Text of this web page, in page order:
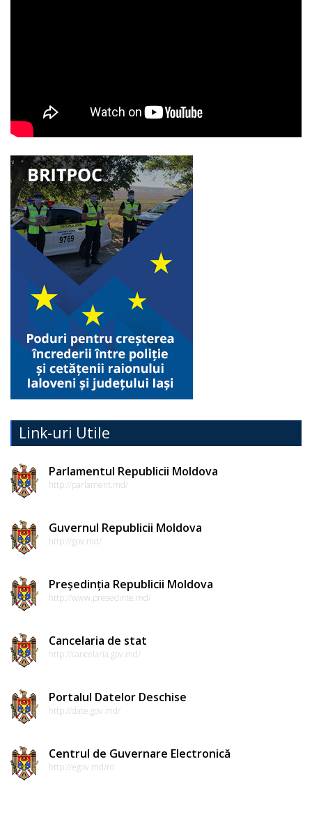
Link-uri Utile
Parlamentul Republicii Moldova
http://parlament.md/
Guvernul Republicii Moldova
http://gov.md/
Președinția Republicii Moldova
http://www.presedinte.md/
Cancelaria de stat
http://cancelaria.gov.md/
Portalul Datelor Deschise
http://date.gov.md/
Centrul de Guvernare Electronică
http://egov.md/ro